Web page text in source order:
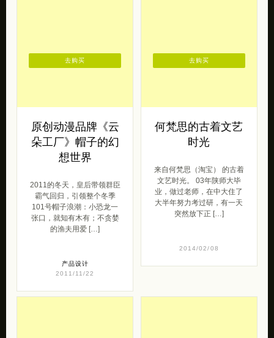
原创动漫品牌《云
朵工厂》帽子的幻
想世界
2011的冬天，皇后带领群臣
霸气回归，引领整个冬季
101号帽子浪潮：小恐龙一
张口，就知有木有；不贪婪
的渔夫用爱 […]
产品设计
2011/11/22
去购买
何梵思的古着文艺
时光
来自何梵思（淘宝） 的古着
文艺时光。 03年陕师大毕
业，做过老师，在中大住了
大半年努力考过研，有一天
突然放下正 […]
2014/02/08
去购买